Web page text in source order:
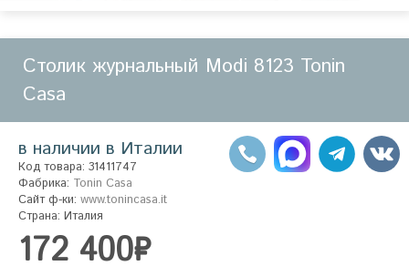
Столик журнальный Modi 8123 Tonin
Casa
в наличии в Италии
Код товара: 31411747
Фабрика: Tonin Casa
Сайт ф-ки: www.tonincasa.it
Страна: Италия
172 400₽